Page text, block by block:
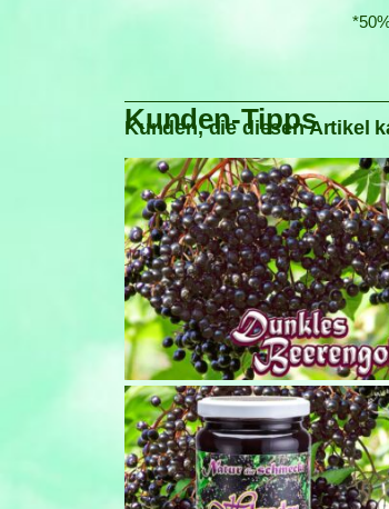
Kunden-Tipps
Kunden, die diesen Artikel